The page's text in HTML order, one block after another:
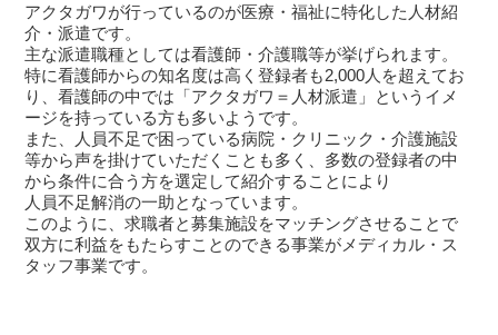
アクタガワが行っているのが医療・福祉に特化した人材紹
介・派遣です。
主な派遣職種としては看護師・介護職等が挙げられます。
特に看護師からの知名度は高く登録者も2,000人を超えてお
り、看護師の中では「アクタガワ＝人材派遣」というイメ
ージを持っている方も多いようです。
また、人員不足で困っている病院・クリニック・介護施設
等から声を掛けていただくことも多く、多数の登録者の中
から条件に合う方を選定して紹介することにより
人員不足解消の一助となっています。
このように、求職者と募集施設をマッチングさせることで
双方に利益をもたらすことのできる事業がメディカル・ス
タッフ事業です。